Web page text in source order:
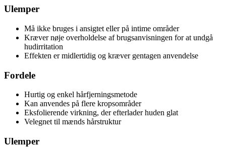
Ulemper
Må ikke bruges i ansigtet eller på intime områder
Kræver nøje overholdelse af brugsanvisningen for at undgå
hudirritation
Effekten er midlertidig og kræver gentagen anvendelse
Fordele
Hurtig og enkel hårfjerningsmetode
Kan anvendes på flere kropsområder
Eksfolierende virkning, der efterlader huden glat
Velegnet til mænds hårstruktur
Ulemper